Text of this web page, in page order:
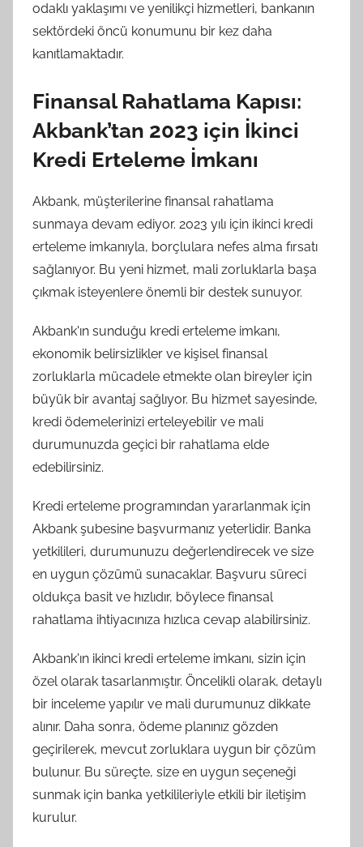
odaklı yaklaşımı ve yenilikçi hizmetleri, bankanın
sektördeki öncü konumunu bir kez daha
kanıtlamaktadır.
Finansal Rahatlama Kapısı:
Akbank’tan 2023 için İkinci
Kredi Erteleme İmkanı
Akbank, müşterilerine finansal rahatlama
sunmaya devam ediyor. 2023 yılı için ikinci kredi
erteleme imkanıyla, borçlulara nefes alma fırsatı
sağlanıyor. Bu yeni hizmet, mali zorluklarla başa
çıkmak isteyenlere önemli bir destek sunuyor.
Akbank'ın sunduğu kredi erteleme imkanı,
ekonomik belirsizlikler ve kişisel finansal
zorluklarla mücadele etmekte olan bireyler için
büyük bir avantaj sağlıyor. Bu hizmet sayesinde,
kredi ödemelerinizi erteleyebilir ve mali
durumunuzda geçici bir rahatlama elde
edebilirsiniz.
Kredi erteleme programından yararlanmak için
Akbank şubesine başvurmanız yeterlidir. Banka
yetkilileri, durumunuzu değerlendirecek ve size
en uygun çözümü sunacaklar. Başvuru süreci
oldukça basit ve hızlıdır, böylece finansal
rahatlama ihtiyacınıza hızlıca cevap alabilirsiniz.
Akbank'ın ikinci kredi erteleme imkanı, sizin için
özel olarak tasarlanmıştır. Öncelikli olarak, detaylı
bir inceleme yapılır ve mali durumunuz dikkate
alınır. Daha sonra, ödeme planınız gözden
geçirilerek, mevcut zorluklara uygun bir çözüm
bulunur. Bu süreçte, size en uygun seçeneği
sunmak için banka yetkilileriyle etkili bir iletişim
kurulur.